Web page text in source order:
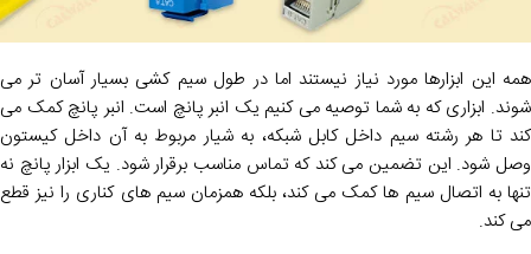
همه این ابزارها مورد نیاز نیستند اما در طول سیم کشی بسیار آسان تر می
شوند. ابزاری که به شما توصیه می کنیم یک انبر پانچ است. انبر پانچ کمک می
کند تا هر رشته سیم داخل کابل شبکه، به شیار مربوط به آن داخل کیستون
وصل شود. این تضمین می کند که تماس مناسب برقرار شود. یک ابزار پانچ نه
تنها به اتصال سیم ها کمک می کند، بلکه همزمان سیم های کناری را نیز قطع
می کند.